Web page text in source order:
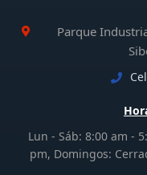
Parque
Lun - Sáb: 8:00 am -
pm, Domingos: